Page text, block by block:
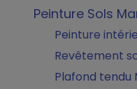
Peinture Sols
Peinture
Revêtement
Plafond tendu